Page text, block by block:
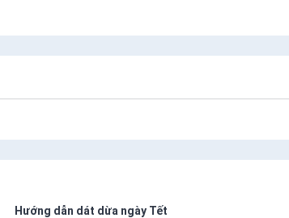
Hướng dẫn dát dừa ngày Tết